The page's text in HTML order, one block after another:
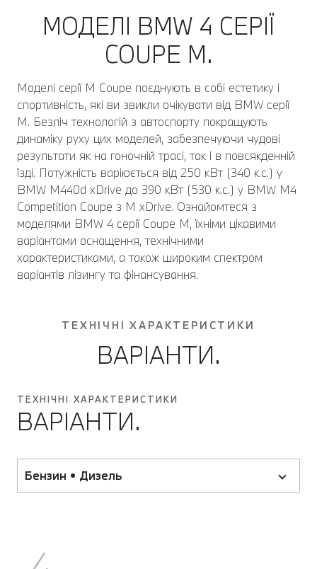
МОДЕЛІ BMW 4 СЕРІЇ
COUPЕ M.
Моделі серії M Coupе поєднують в собі естетику і
спортивність, які ви звикли очікувати від BMW серії
M. Безліч технологій з автоспорту покращують
динаміку руху цих моделей, забезпечуючи чудові
результати як на гоночній трасі, так і в повсякденній
їзді. Потужність варіюється від 250 кВт (340 к.с.) у
BMW M440d xDrive до 390 кВт (530 к.с.) у BMW M4
Competition Coupе з M xDrive. Ознайомтеся з
моделями BMW 4 серії Coupe M, їхніми цікавими
варіантами оснащення, технічними
характеристиками, а також широким спектром
варіантів лізингу та фінансування.
ТЕХНІЧНІ ХАРАКТЕРИСТИКИ
ВАРІАНТИ.
ТЕХНІЧНІ ХАРАКТЕРИСТИКИ
ВАРІАНТИ.
Бензин • Дизель